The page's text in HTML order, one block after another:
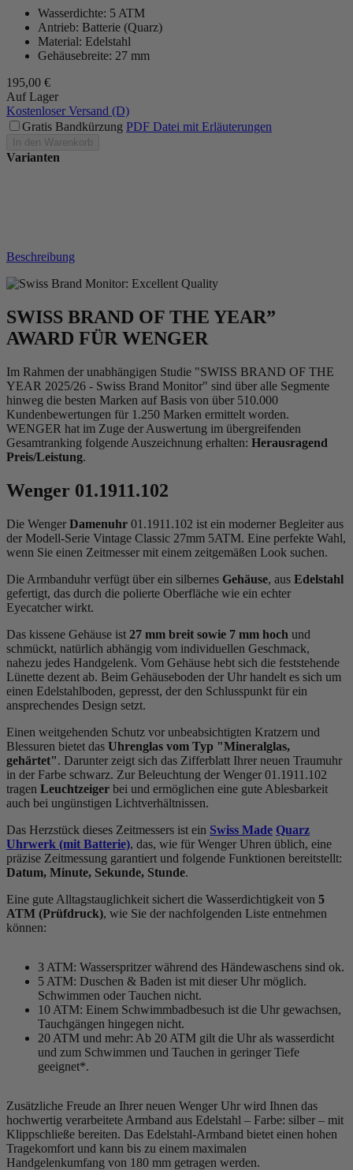
Wasserdichte: 5 ATM
Antrieb: Batterie (Quarz)
Material: Edelstahl
Gehäusebreite: 27 mm
195,00 €
Auf Lager
Kostenloser Versand (D)
Gratis Bandkürzung PDF Datei mit Erläuterungen
In den Warenkorb
Varianten
Beschreibung
SWISS BRAND OF THE YEAR”
AWARD FÜR WENGER
Im Rahmen der unabhängigen Studie "SWISS BRAND OF THE
YEAR 2025/26 - Swiss Brand Monitor" sind über alle Segmente
hinweg die besten Marken auf Basis von über 510.000
Kundenbewertungen für 1.250 Marken ermittelt worden.
WENGER hat im Zuge der Auswertung im übergreifenden
Gesamtranking folgende Auszeichnung erhalten: Herausragend
Preis/Leistung.
Wenger 01.1911.102
Die Wenger Damenuhr 01.1911.102 ist ein moderner Begleiter aus
der Modell-Serie Vintage Classic 27mm 5ATM. Eine perfekte Wahl,
wenn Sie einen Zeitmesser mit einem zeitgemäßen Look suchen.
Die Armbanduhr verfügt über ein silbernes Gehäuse, aus Edelstahl
gefertigt, das durch die polierte Oberfläche wie ein echter
Eyecatcher wirkt.
Das kissene Gehäuse ist 27 mm breit sowie 7 mm hoch und
schmückt, natürlich abhängig vom individuellen Geschmack,
nahezu jedes Handgelenk. Vom Gehäuse hebt sich die feststehende
Lünette dezent ab. Beim Gehäuseboden der Uhr handelt es sich um
einen Edelstahlboden, gepresst, der den Schlusspunkt für ein
ansprechendes Design setzt.
Einen weitgehenden Schutz vor unbeabsichtigten Kratzern und
Blessuren bietet das Uhrenglas vom Typ "Mineralglas,
gehärtet". Darunter zeigt sich das Zifferblatt Ihrer neuen Traumuhr
in der Farbe schwarz. Zur Beleuchtung der Wenger 01.1911.102
tragen Leuchtzeiger bei und ermöglichen eine gute Ablesbarkeit
auch bei ungünstigen Lichtverhältnissen.
Das Herzstück dieses Zeitmessers ist ein Swiss Made Quarz
Uhrwerk (mit Batterie), das, wie für Wenger Uhren üblich, eine
präzise Zeitmessung garantiert und folgende Funktionen bereitstellt:
Datum, Minute, Sekunde, Stunde.
Eine gute Alltagstauglichkeit sichert die Wasserdichtigkeit von 5
ATM (Prüfdruck), wie Sie der nachfolgenden Liste entnehmen
können:
3 ATM: Wasserspritzer während des Händewaschens sind ok.
5 ATM: Duschen & Baden ist mit dieser Uhr möglich.
Schwimmen oder Tauchen nicht.
10 ATM: Einem Schwimmbadbesuch ist die Uhr gewachsen,
Tauchgängen hingegen nicht.
20 ATM und mehr: Ab 20 ATM gilt die Uhr als wasserdicht
und zum Schwimmen und Tauchen in geringer Tiefe
geeignet*.
Zusätzliche Freude an Ihrer neuen Wenger Uhr wird Ihnen das
hochwertig verarbeitete Armband aus Edelstahl – Farbe: silber – mit
Klippschließe bereiten. Das Edelstahl-Armband bietet einen hohen
Tragekomfort und kann bis zu einem maximalen
Handgelenkumfang von 180 mm getragen werden.